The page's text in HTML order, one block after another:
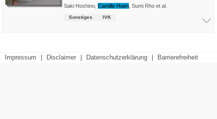
Saki Hoshino Camille Huen Sumi Rho et al.
Sonstiges IVK
Impressum Disclaimer Datenschutzerklärung Barrierefreiheit